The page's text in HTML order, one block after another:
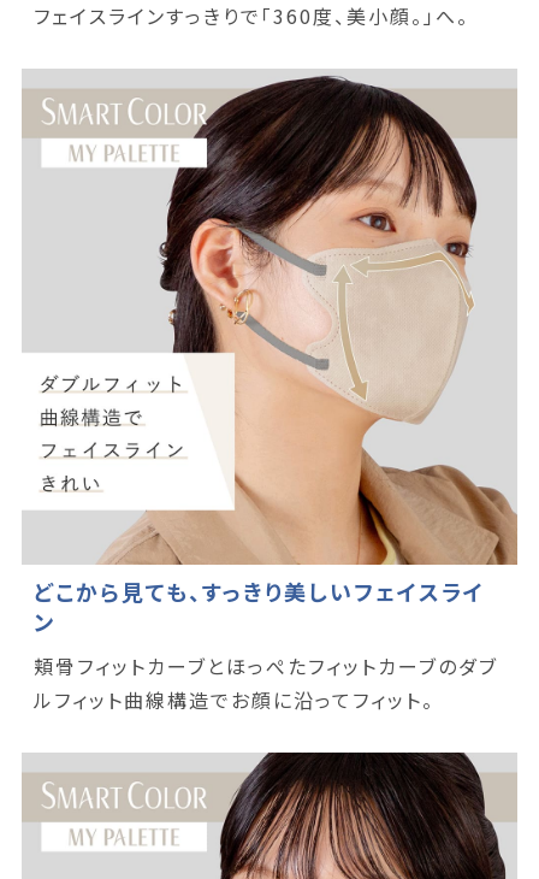
フェイスラインすっきりで「360度、美小顔。」へ。
どこから見ても、すっきり美しいフェイスライ
ン
頬骨フィットカーブとほっぺたフィットカーブのダブ
ルフィット曲線構造でお顔に沿ってフィット。